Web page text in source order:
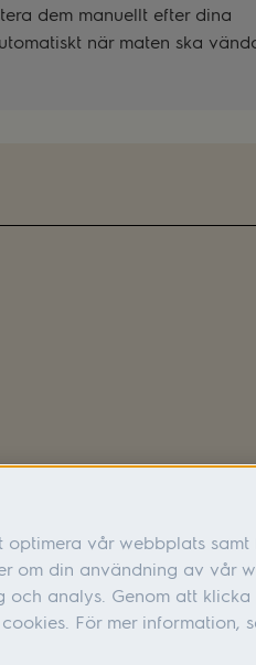
dem manuellt efter dina
när maten ska
vår webbplats samt
om din användning av vår
analys. Genom att klicka
För mer information,